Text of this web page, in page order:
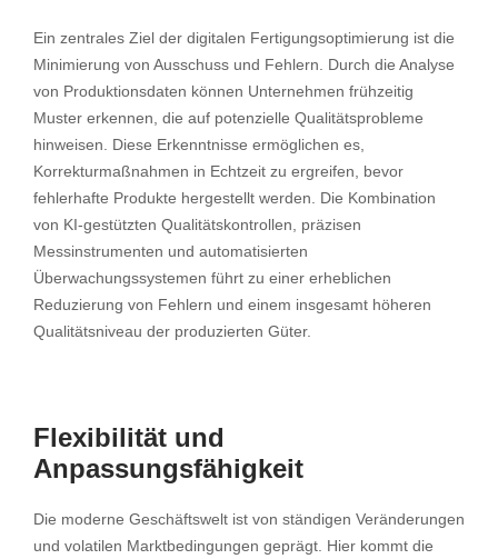
Ein zentrales Ziel der digitalen Fertigungsoptimierung ist die
Minimierung von Ausschuss und Fehlern. Durch die Analyse
von Produktionsdaten können Unternehmen frühzeitig
Muster erkennen, die auf potenzielle Qualitätsprobleme
hinweisen. Diese Erkenntnisse ermöglichen es,
Korrekturmaßnahmen in Echtzeit zu ergreifen, bevor
fehlerhafte Produkte hergestellt werden. Die Kombination
von KI-gestützten Qualitätskontrollen, präzisen
Messinstrumenten und automatisierten
Überwachungssystemen führt zu einer erheblichen
Reduzierung von Fehlern und einem insgesamt höheren
Qualitätsniveau der produzierten Güter.
Flexibilität und
Anpassungsfähigkeit
Die moderne Geschäftswelt ist von ständigen Veränderungen
und volatilen Marktbedingungen geprägt. Hier kommt die